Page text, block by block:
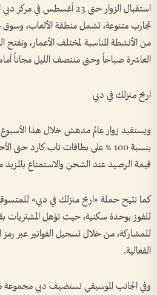
استقبال الزوار حتى 23 أغسطس
تجارب متنوعة، تشمل منطقة الألعاب، وسوق
من الأنشطة المناسبة لمختلف الأعمار، وتفتح
العاشرة صباحاً وحتى منتصف الليل مجاناً أمام
اربح منزلك في دبي
ويستفيد زوار عالم مدهش خلال هذا
بنسبة 100 % على بطاقات تاب كارد
قيمة الرصيد عند الشحن والاستمتاع بالمزيد
كما تتيح حملة «اربح منزلك في دبي»
للمشاركة، من خلال تسجيل الفواتير عبر رمز
الفعالية.
وفي الجانب الموسيقي تستضيف دبي مجموعة